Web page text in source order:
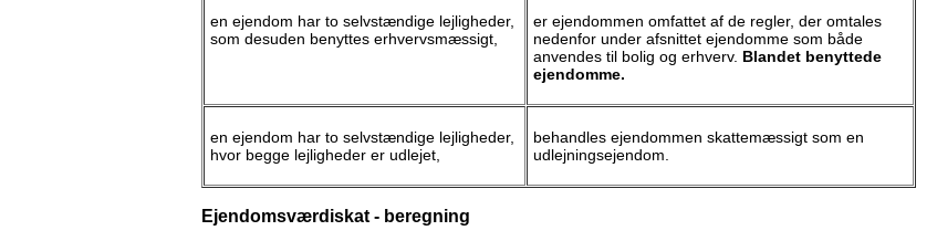
en ejendom har to selvstændige lejligheder,
som desuden benyttes erhvervsmæssigt,
er ejendommen omfattet af de regler, der omtales
nedenfor under afsnittet ejendomme som både
anvendes til bolig og erhverv. Blandet benyttede
ejendomme.
en ejendom har to selvstændige lejligheder,
hvor begge lejligheder er udlejet,
behandles ejendommen skattemæssigt som en
udlejningsejendom.
Ejendomsværdiskat - beregning